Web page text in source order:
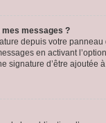
messages ?
depuis votre
en activant
signature d’être ajoutée